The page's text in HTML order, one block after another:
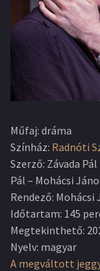
Műfaj: dráma
Színház: Radnóti
Szerző: Závada
Pál – Mohácsi
Rendező: Mohácsi
Időtartam: 145
Megtekinthető:
Nyelv: magyar
A megváltott